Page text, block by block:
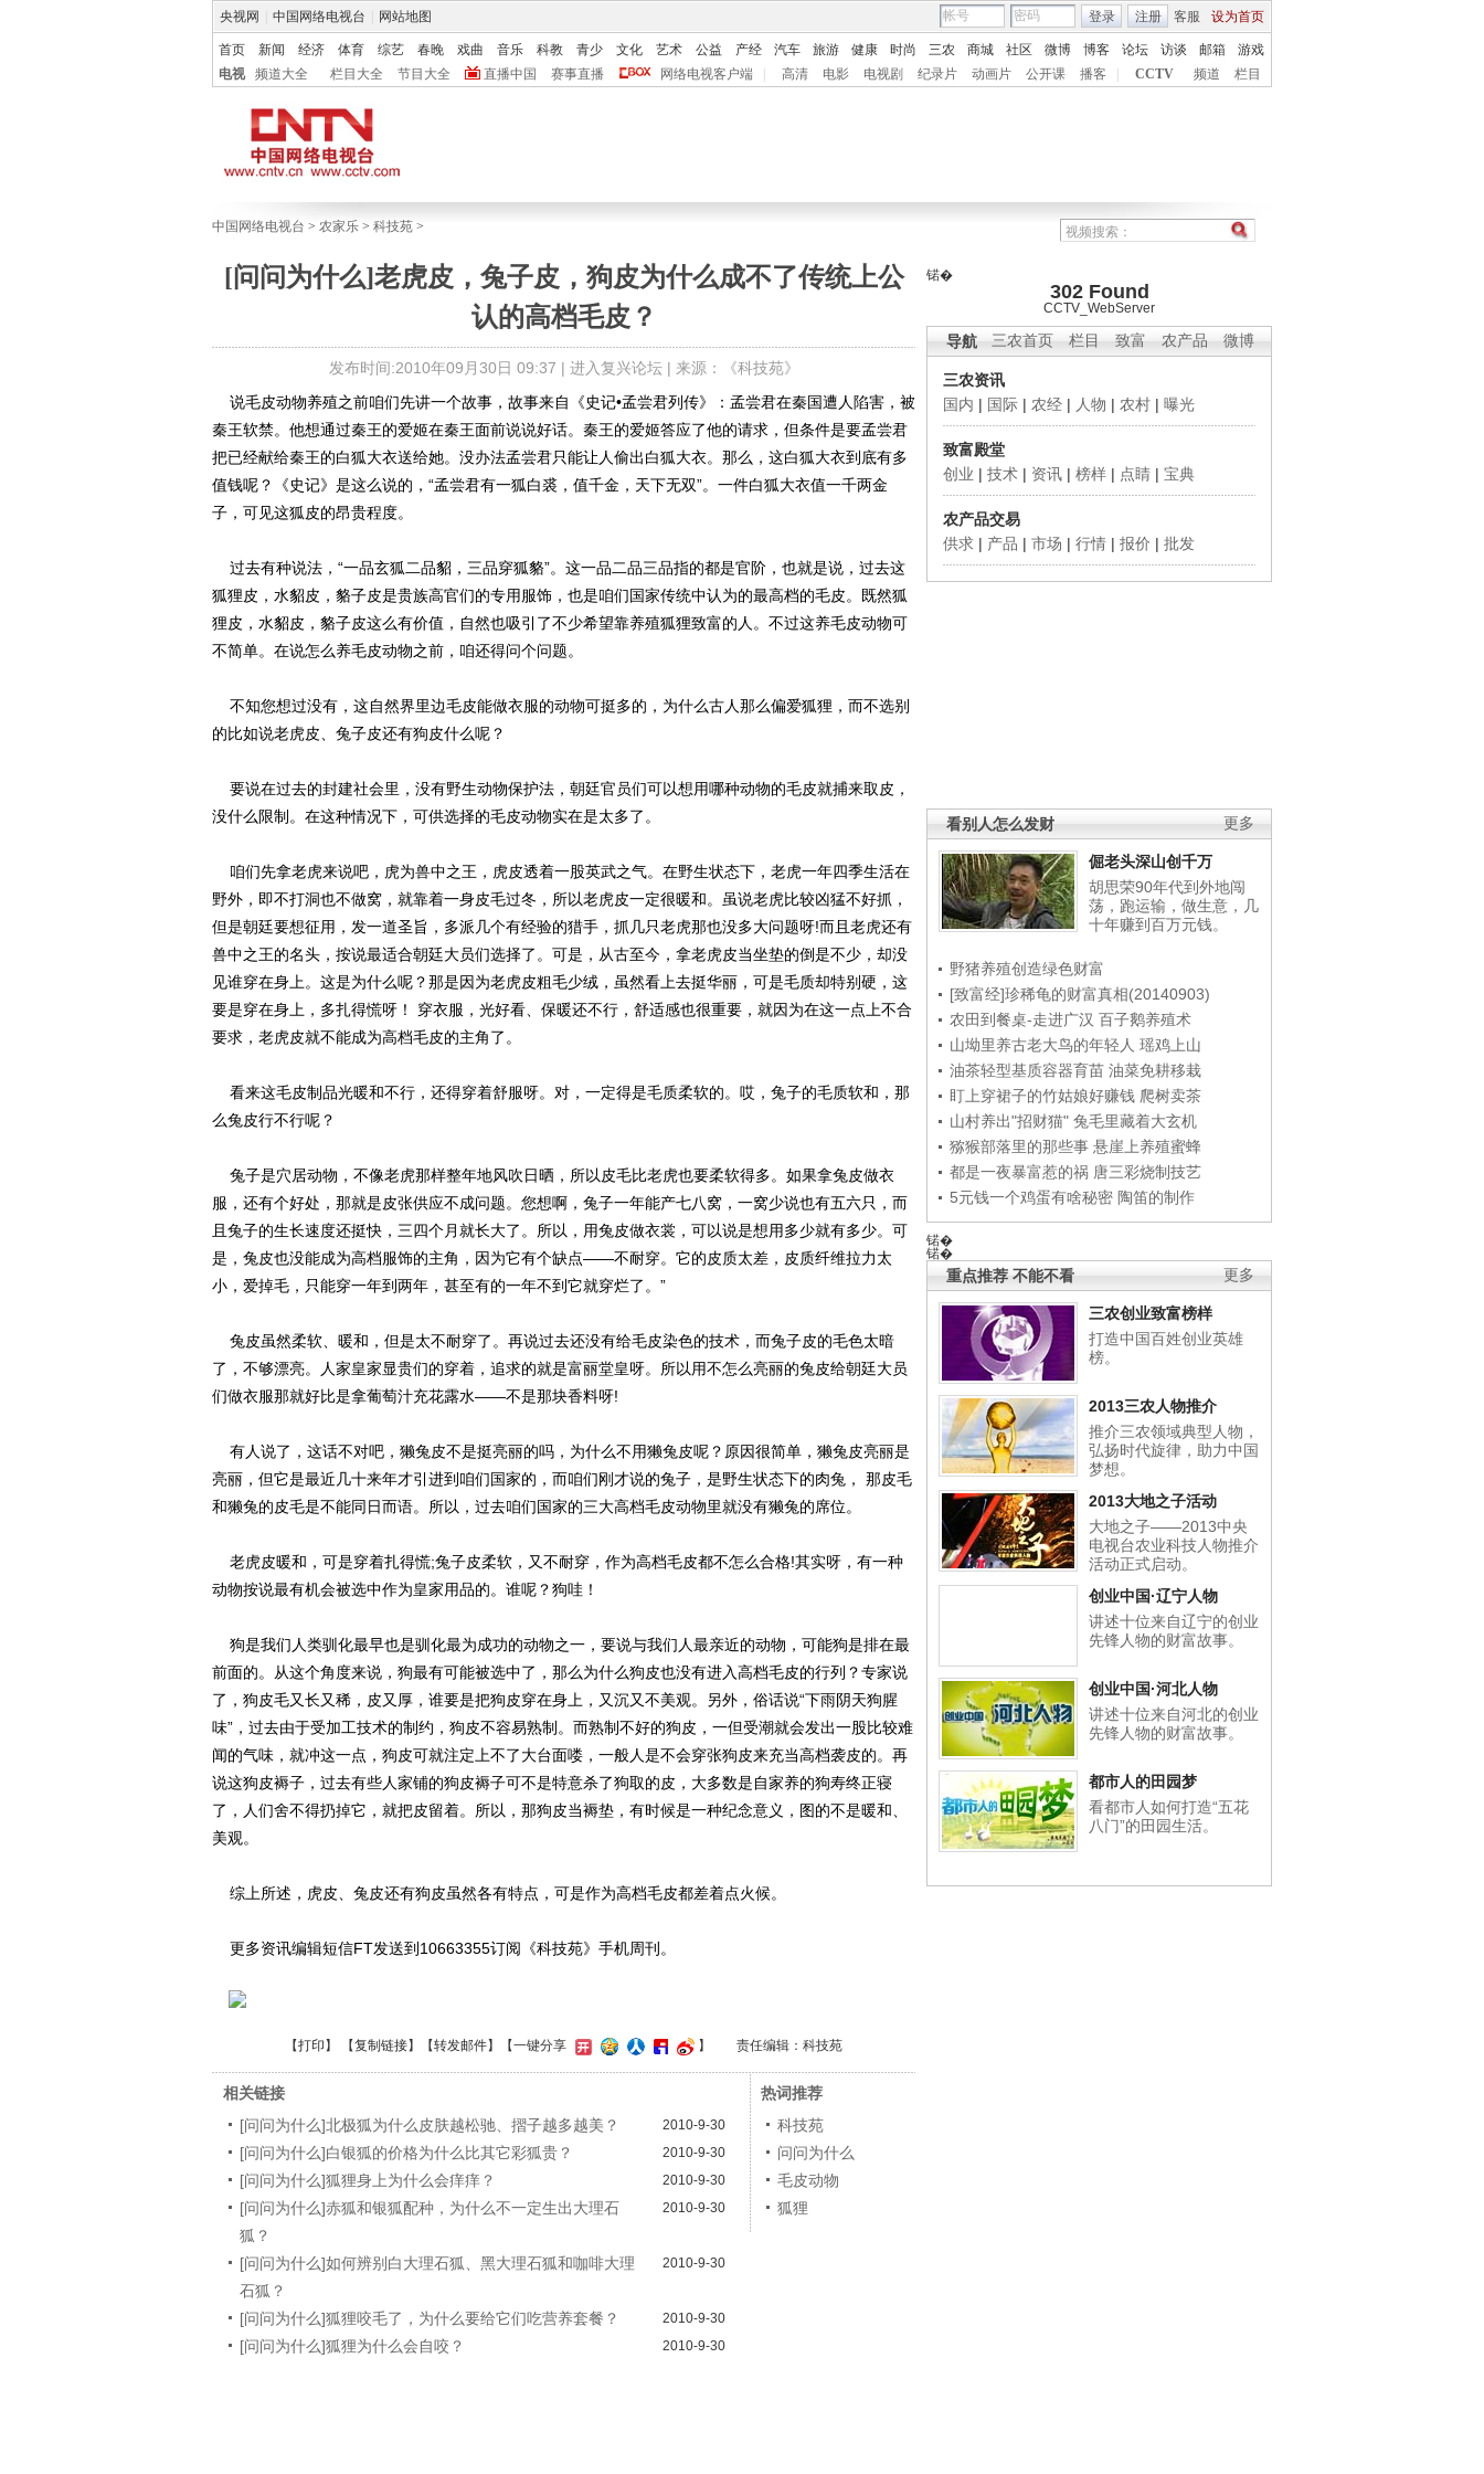
央视网 中国网络电视台 网站地图 客服 设为首页
登录 注册
首页 新闻 经济 体育 综艺 春晚 戏曲 音乐 科教 青少 文化 艺术 公益 产经 汽车 旅游 健康 时尚 三农 商城 社区 微博 博客 论坛 访谈 邮箱
游戏
电视
频道大全 栏目大全 节目大全 直播中国 赛事直播 网络电视客户端 高清 电影 电视剧 纪录片 动画片 公开课 播客 CCTV 频道 栏目
中国网络电视台 > 农家乐 > 科技苑 >
[问问为什么]老虎皮，兔子皮，狗皮为什么成不了传统上公
认的高档毛皮？
发布时间:2010年09月30日 09:37 | 进入复兴论坛| 来源： 《科技苑》
锘�
302 Found
CCTV_WebServer
三农首页 栏目 致富 农产品 微博
导航
三农资讯
国内 | 国际 | 农经 | 人物 | 农村 | 曝光
致富殿堂
创业 | 技术 | 资讯 | 榜样 | 点睛 | 宝典
农产品交易
供求 | 产品 | 市场 | 行情 | 报价 | 批发
更多
看别人怎么发财
倔老头深山创千万
胡思荣90年代到外地闯
荡，跑运输，做生意，几
十年赚到百万元钱。
野猪养殖创造绿色财富
[致富经]珍稀龟的财富真相(20140903)
农田到餐桌-走进广汉 百子鹅养殖术
山坳里养古老大鸟的年轻人 瑶鸡上山
油茶轻型基质容器育苗 油菜免耕移栽
盯上穿裙子的竹姑娘好赚钱 爬树卖茶
山村养出"招财猫" 兔毛里藏着大玄机
猕猴部落里的那些事 悬崖上养殖蜜蜂
都是一夜暴富惹的祸 唐三彩烧制技艺
5元钱一个鸡蛋有啥秘密 陶笛的制作
锘�
锘�
更多
重点推荐 不能不看
三农创业致富榜样
打造中国百姓创业英雄
榜。
2013三农人物推介
推介三农领域典型人物，
弘扬时代旋律，助力中国
梦想。
2013大地之子活动
大地之子——2013中央
电视台农业科技人物推介
活动正式启动。
创业中国·辽宁人物
讲述十位来自辽宁的创业
先锋人物的财富故事。
创业中国·河北人物
讲述十位来自河北的创业
先锋人物的财富故事。
都市人的田园梦
看都市人如何打造“五花
八门”的田园生活。
说毛皮动物养殖之前咱们先讲一个故事，故事来自《史记•孟尝君列传》：孟尝君在秦国遭人陷害，被
秦王软禁。他想通过秦王的爱姬在秦王面前说说好话。秦王的爱姬答应了他的请求，但条件是要孟尝君
把已经献给秦王的白狐大衣送给她。没办法孟尝君只能让人偷出白狐大衣。那么，这白狐大衣到底有多
值钱呢？《史记》是这么说的，“孟尝君有一狐白裘，值千金，天下无双”。一件白狐大衣值一千两金
子，可见这狐皮的昂贵程度。
过去有种说法，“一品玄狐二品貂，三品穿狐貉”。这一品二品三品指的都是官阶，也就是说，过去这
狐狸皮，水貂皮，貉子皮是贵族高官们的专用服饰，也是咱们国家传统中认为的最高档的毛皮。既然狐
狸皮，水貂皮，貉子皮这么有价值，自然也吸引了不少希望靠养殖狐狸致富的人。不过这养毛皮动物可
不简单。在说怎么养毛皮动物之前，咱还得问个问题。
不知您想过没有，这自然界里边毛皮能做衣服的动物可挺多的，为什么古人那么偏爱狐狸，而不选别
的比如说老虎皮、兔子皮还有狗皮什么呢？
要说在过去的封建社会里，没有野生动物保护法，朝廷官员们可以想用哪种动物的毛皮就捕来取皮，
没什么限制。在这种情况下，可供选择的毛皮动物实在是太多了。
咱们先拿老虎来说吧，虎为兽中之王，虎皮透着一股英武之气。在野生状态下，老虎一年四季生活在
野外，即不打洞也不做窝，就靠着一身皮毛过冬，所以老虎皮一定很暖和。虽说老虎比较凶猛不好抓，
但是朝廷要想征用，发一道圣旨，多派几个有经验的猎手，抓几只老虎那也没多大问题呀!而且老虎还有
兽中之王的名头，按说最适合朝廷大员们选择了。可是，从古至今，拿老虎皮当坐垫的倒是不少，却没
见谁穿在身上。这是为什么呢？那是因为老虎皮粗毛少绒，虽然看上去挺华丽，可是毛质却特别硬，这
要是穿在身上，多扎得慌呀！ 穿衣服，光好看、保暖还不行，舒适感也很重要，就因为在这一点上不合
要求，老虎皮就不能成为高档毛皮的主角了。
看来这毛皮制品光暖和不行，还得穿着舒服呀。对，一定得是毛质柔软的。哎，兔子的毛质软和，那
么兔皮行不行呢？
兔子是穴居动物，不像老虎那样整年地风吹日晒，所以皮毛比老虎也要柔软得多。如果拿兔皮做衣
服，还有个好处，那就是皮张供应不成问题。您想啊，兔子一年能产七八窝，一窝少说也有五六只，而
且兔子的生长速度还挺快，三四个月就长大了。所以，用兔皮做衣裳，可以说是想用多少就有多少。可
是，兔皮也没能成为高档服饰的主角，因为它有个缺点——不耐穿。它的皮质太差，皮质纤维拉力太
小，爱掉毛，只能穿一年到两年，甚至有的一年不到它就穿烂了。”
兔皮虽然柔软、暖和，但是太不耐穿了。再说过去还没有给毛皮染色的技术，而兔子皮的毛色太暗
了，不够漂亮。人家皇家显贵们的穿着，追求的就是富丽堂皇呀。所以用不怎么亮丽的兔皮给朝廷大员
们做衣服那就好比是拿葡萄汁充花露水——不是那块香料呀!
有人说了，这话不对吧，獭兔皮不是挺亮丽的吗，为什么不用獭兔皮呢？原因很简单，獭兔皮亮丽是
亮丽，但它是最近几十来年才引进到咱们国家的，而咱们刚才说的兔子，是野生状态下的肉兔， 那皮毛
和獭兔的皮毛是不能同日而语。所以，过去咱们国家的三大高档毛皮动物里就没有獭兔的席位。
老虎皮暖和，可是穿着扎得慌;兔子皮柔软，又不耐穿，作为高档毛皮都不怎么合格!其实呀，有一种
动物按说最有机会被选中作为皇家用品的。谁呢？狗哇！
狗是我们人类驯化最早也是驯化最为成功的动物之一，要说与我们人最亲近的动物，可能狗是排在最
前面的。从这个角度来说，狗最有可能被选中了，那么为什么狗皮也没有进入高档毛皮的行列？专家说
了，狗皮毛又长又稀，皮又厚，谁要是把狗皮穿在身上，又沉又不美观。另外，俗话说“下雨阴天狗腥
味”，过去由于受加工技术的制约，狗皮不容易熟制。而熟制不好的狗皮，一但受潮就会发出一股比较难
闻的气味，就冲这一点，狗皮可就注定上不了大台面喽，一般人是不会穿张狗皮来充当高档袭皮的。再
说这狗皮褥子，过去有些人家铺的狗皮褥子可不是特意杀了狗取的皮，大多数是自家养的狗寿终正寝
了，人们舍不得扔掉它，就把皮留着。所以，那狗皮当褥垫，有时候是一种纪念意义，图的不是暖和、
美观。
综上所述，虎皮、兔皮还有狗皮虽然各有特点，可是作为高档毛皮都差着点火候。
更多资讯编辑短信FT发送到10663355订阅《科技苑》手机周刊。
【打印 】 【复制链接】【转发邮件】 【一键分享 】 责任编辑：科技苑
相关链接
[问问为什么]北极狐为什么皮肤越松驰、摺子越多越美？
2010-9-30
[问问为什么]白银狐的价格为什么比其它彩狐贵？ 2010-9-30
[问问为什么]狐狸身上为什么会痒痒？ 2010-9-30
[问问为什么]赤狐和银狐配种，为什么不一定生出大理石
狐？
2010-9-30
[问问为什么]如何辨别白大理石狐、黑大理石狐和咖啡大理
石狐？
2010-9-30
[问问为什么]狐狸咬毛了，为什么要给它们吃营养套餐？ 2010-9-30
[问问为什么]狐狸为什么会自咬？ 2010-9-30
热词推荐
科技苑
问问为什么
毛皮动物
狐狸